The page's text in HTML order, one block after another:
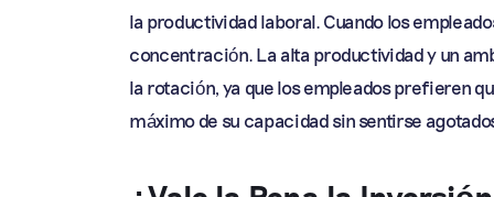
la productividad laboral. Cuando los
concentración. La alta productividad y un
la rotación, ya que los empleados prefieren
máximo de su capacidad sin sentirse